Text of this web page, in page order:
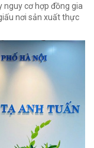
nguy cơ hợp đồng gia
nơi sản xuất thực